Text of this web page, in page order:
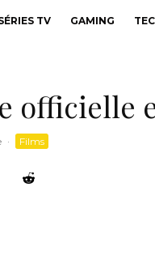
TV GAMING
officielle
· Films